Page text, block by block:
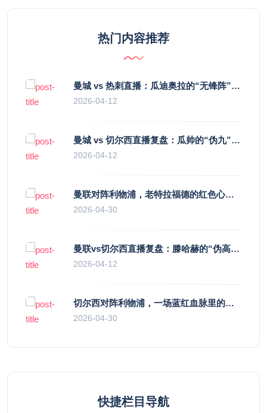
热门内容推荐
曼城 vs 热刺直播：瓜迪奥拉的“无锋阵”是天才设计还是自废武功？
2026-04-12
曼城 vs 切尔西直播复盘：瓜帅的“伪九”陷阱，如何绞杀蓝军的“三中卫”？
2026-04-12
曼联对阵利物浦，老特拉福德的红色心跳与蓝色暗涌
2026-04-30
曼联vs切尔西直播复盘：滕哈赫的“伪高位”与波切蒂诺的“无锋阵”，谁更拧巴？
2026-04-12
切尔西对阵利物浦，一场蓝红血脉里的恩怨与忠诚
2026-04-30
快捷栏目导航